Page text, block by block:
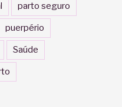
parto seguro
puerpério
Saúde